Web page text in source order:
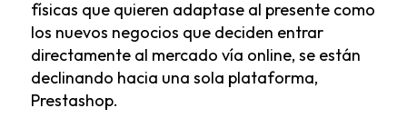
físicas que quieren adaptase al presente como
los nuevos negocios que deciden entrar
directamente al mercado vía online, se están
declinando hacia una sola plataforma,
Prestashop.